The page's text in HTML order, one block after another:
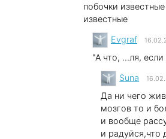
побочки
известные
Evgraf
"А что, ...ля,
Suna
Да ни чего
мозгов то и
и вообще
и радуйся,что